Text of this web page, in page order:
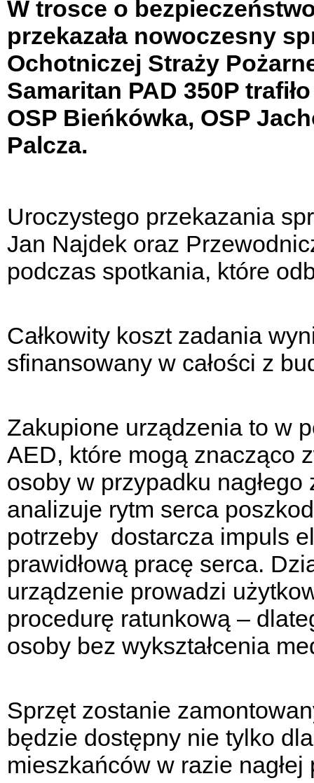
W trosce o
przekazała nowoczesny
Ochotniczej Straży
Samaritan PAD 350P
OSP Bieńkówka, OSP
Palcza.
Uroczystego przekazania
Jan Najdek oraz
podczas spotkania, które
Całkowity koszt zadania
sfinansowany w całości z
Zakupione urządzenia to w
AED, które mogą znacząco
osoby w przypadku
analizuje rytm serca
potrzeby dostarcza impuls
prawidłową pracę serca.
urządzenie prowadzi
procedurę ratunkową –
osoby bez wykształcenia
Sprzęt zostanie
będzie dostępny nie tylko
mieszkańców w razie nagłej